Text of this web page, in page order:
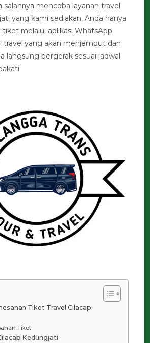
salahnya mencoba layanan travel
yang kami sediakan, Anda hanya
melalui aplikasi WhatsApp
travel yang akan menjemput dan
langsung bergerak sesuai jadwal
Tiket Travel Cilacap
Tiket
Kedungjati